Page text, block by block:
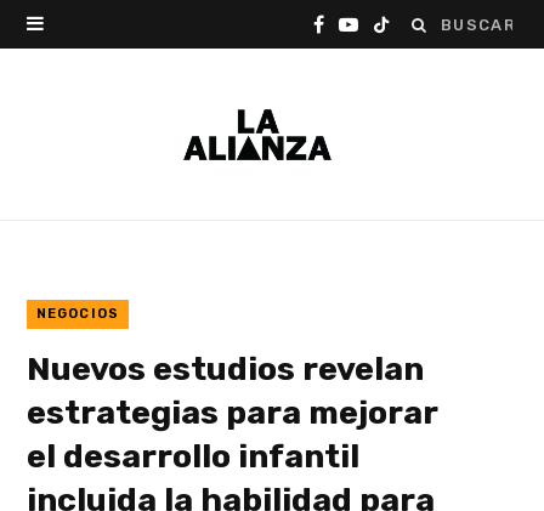
Buscar:
F
k
Y T
NEGOCIOS
Nuevos estudios revelan
estrategias para mejorar
el desarrollo infantil
incluida la habilidad para